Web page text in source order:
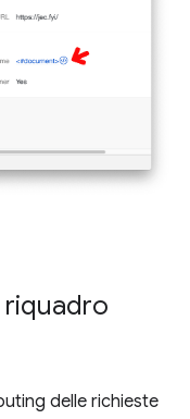
riquadro
delle richieste